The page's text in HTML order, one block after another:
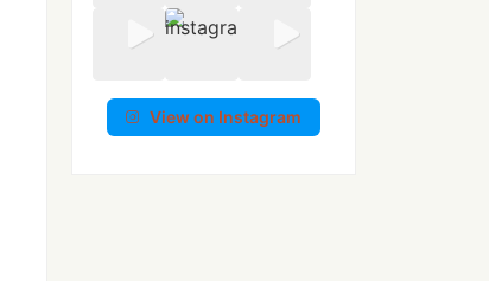
View on Instagram